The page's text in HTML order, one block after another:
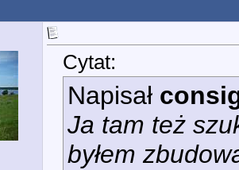
Cytat:
Napisał
Ja tam też
byłem